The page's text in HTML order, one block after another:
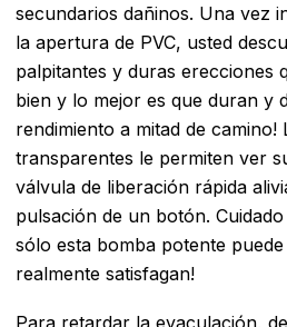
secundarios dañinos. Una vez
la apertura de PVC, usted
palpitantes y duras erecciones
bien y lo mejor es que duran y
rendimiento a mitad de camino!
transparentes le permiten ver
válvula de liberación rápida
pulsación de un botón.
sólo esta bomba potente
realmente satisfagan!
Para retardar la eyaculación,